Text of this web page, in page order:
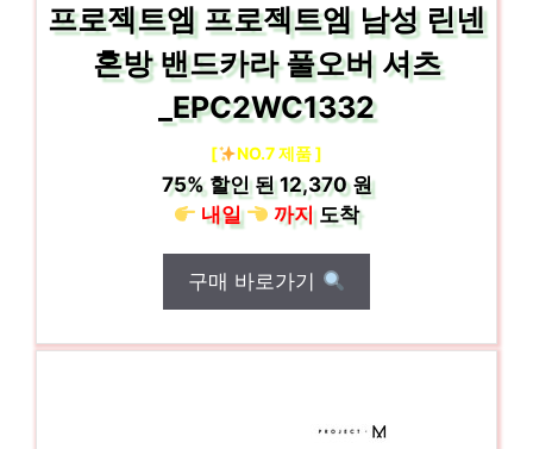
프로젝트엠 프로젝트엠 남성 린넨
혼방 밴드카라 풀오버 셔츠
_EPC2WC1332
[ NO.7 제품 ]
75%할인 된12,370 원
내일
까지도착
구매 바로가기